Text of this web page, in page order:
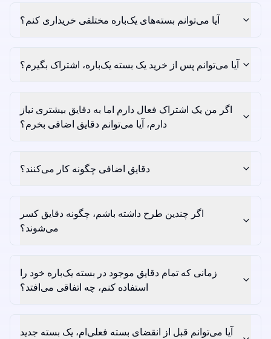
آیا می‌توانم بسته‌های یک‌باره مختلفی خریداری کنم؟
آیا می‌توانم پس از خرید یک بسته یک‌باره، اشتراک بگیرم؟
اگر من یک اشتراک فعال دارم اما به دقایق بیشتری نیاز
دارم، آیا می‌توانم دقایق اضافی بخرم؟
دقایق اضافی چگونه کار می‌کنند؟
اگر چندین طرح داشته باشم، چگونه دقایق کسر
می‌شوند؟
زمانی که تمام دقایق موجود در بسته یک‌باره خود را
استفاده کنم، چه اتفاقی می‌افتد؟
آیا می‌توانم قبل از انقضای بسته فعلی‌ام، یک بسته جدید